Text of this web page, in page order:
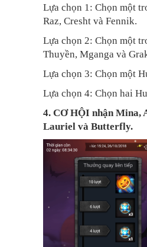
Lựa chọn 1: Chọn một
Raz, Cresht và Fennik.
Lựa chọn 2: Chọn một
Thuyền, Mganga và
Lựa chọn 3: Chọn một
Lựa chọn 4: Chọn hai
4. CƠ HỘI nhậnMina,
Lauriel và Butterfly.